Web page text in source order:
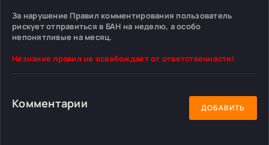
За нарушение Правил комментирования пользователь
рискует отправиться в БАН на неделю, а особо
непонятливые на месяц.
Незнание правил не освобождает от ответственности!
Комментарии ДОБАВИТЬ